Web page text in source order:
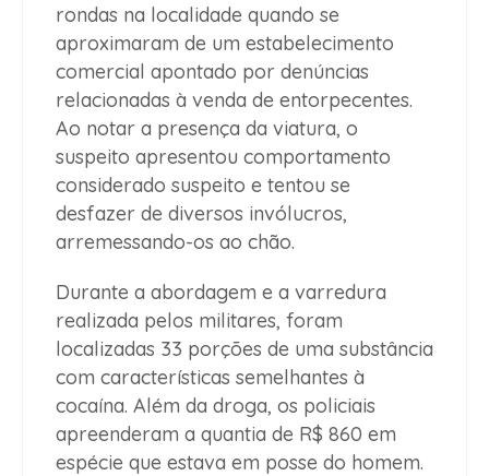
rondas na localidade quando se
aproximaram de um estabelecimento
comercial apontado por denúncias
relacionadas à venda de entorpecentes.
Ao notar a presença da viatura, o
suspeito apresentou comportamento
considerado suspeito e tentou se
desfazer de diversos invólucros,
arremessando-os ao chão.
Durante a abordagem e a varredura
realizada pelos militares, foram
localizadas 33 porções de uma substância
com características semelhantes à
cocaína. Além da droga, os policiais
apreenderam a quantia de R$ 860 em
espécie que estava em posse do homem.